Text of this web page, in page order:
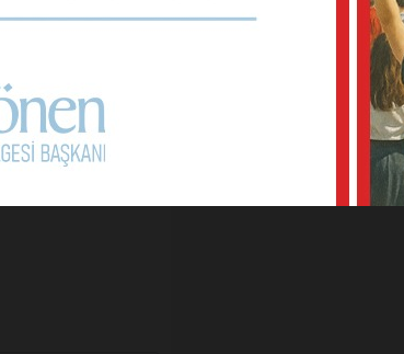
Sonraki Makale
Bu işi ciddiye alalım